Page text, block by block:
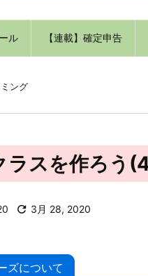
ル 【連載】確定申告
ング
ラスを作ろう
 3月 28, 2020
ズについて